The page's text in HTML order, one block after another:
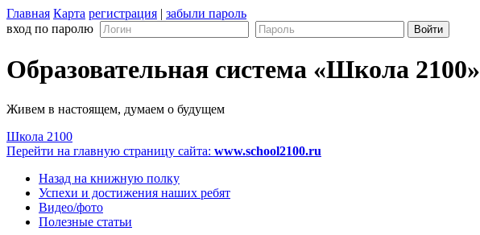
Главная Карта регистрация | забыли пароль
вход по паролю
Образовательная система «Школа 2100»
Живем в настоящем, думаем о будущем
Школа 2100
Перейти на главную страницу сайта: www.school2100.ru
Назад на книжную полку
Успехи и достижения наших ребят
Видео/фото
Полезные статьи